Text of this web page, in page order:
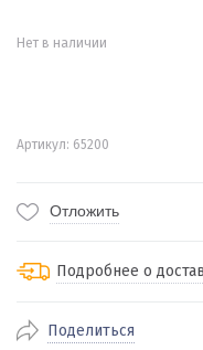
Нет в наличии
Артикул: 65200
Отложить
Подробнее о
По Екатеринбургу
Поделиться